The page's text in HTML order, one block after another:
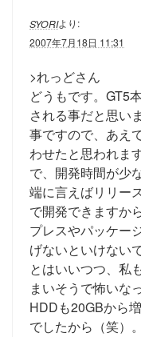
SYORIより:
2007年7月18日 11:31
>れっどさん
どうもです。GT5
される事だと思い
事ですので、あえ
わせたと思われま
で、開発時間が少
端に言えばリリー
で開発できますか
プレスやパッケー
げないといけない
とはいいつつ、私
まいそうで怖いな
HDDも20GBから
でしたから（笑）。